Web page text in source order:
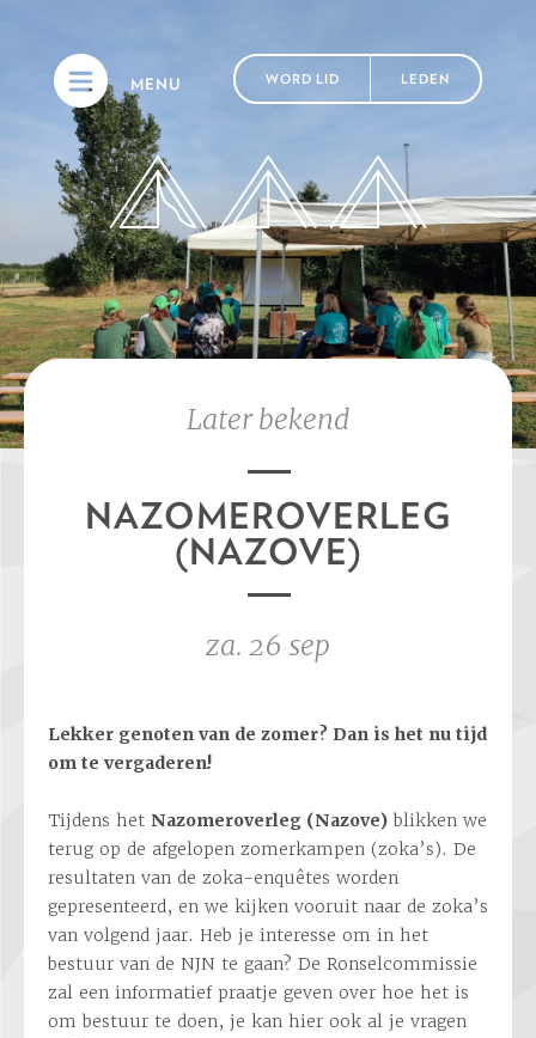
MENU WORD LID LEDEN
Later bekend
NAZOMEROVERLEG
(NAZOVE)
za. 26 sep
Lekker genoten van de zomer? Dan is het nu tijd
om te vergaderen!
Tijdens het Nazomeroverleg (Nazove) blikken we
terug op de afgelopen zomerkampen (zoka’s). De
resultaten van de zoka-enquêtes worden
gepresenteerd, en we kijken vooruit naar de zoka’s
van volgend jaar. Heb je interesse om in het
bestuur van de NJN te gaan? De Ronselcommissie
zal een informatief praatje geven over hoe het is
om bestuur te doen, je kan hier ook al je vragen